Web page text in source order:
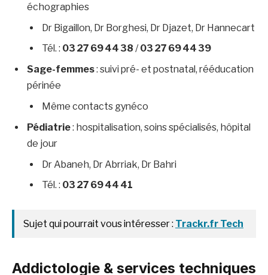
échographies
Dr Bigaillon, Dr Borghesi, Dr Djazet, Dr Hannecart
Tél. : 03 27 69 44 38 /03 27 69 44 39
Sage-femmes: suivi pré- et postnatal, rééducation
périnée
Même contacts gynéco
Pédiatrie: hospitalisation, soins spécialisés, hôpital
de jour
Dr Abaneh, Dr Abrriak, Dr Bahri
Tél. : 03 27 69 44 41
Sujet qui pourrait vous intéresser : Trackr.fr Tech
Addictologie & services techniques